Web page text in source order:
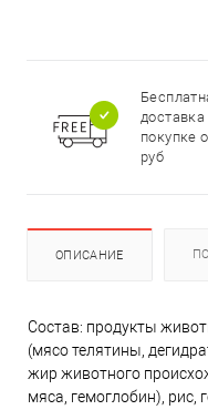
доставка
покупке
руб
ОПИСАНИЕ
Состав: продукты
(мясо телятины,
жир животного
мяса, гемоглобин), рис,